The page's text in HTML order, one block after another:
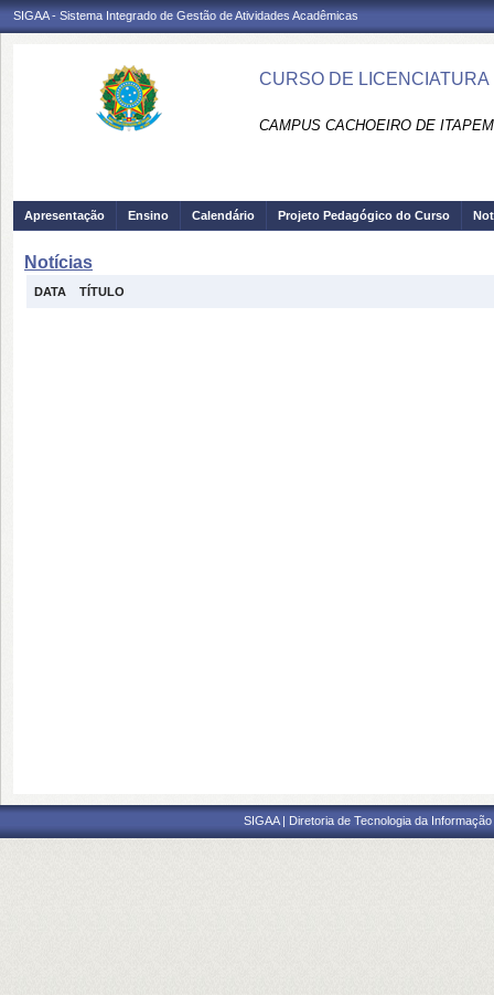
SIGAA - Sistema Integrado de Gestão de Atividades Acadêmicas
CURSO DE
CAMPUS CACHOEIRO DE
Apresentação Ensino Calendário Projeto Pedagógico do Curso
Notícias
DATA TÍTULO
SIGAA | Diretoria de Tecnologia da